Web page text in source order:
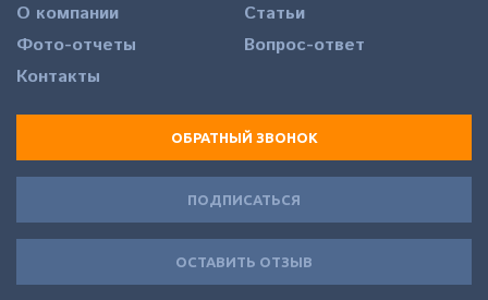
О компании
Статьи
Фото-отчеты
Вопрос-ответ
Контакты
ОБРАТНЫЙ ЗВОНОК
ПОДПИСАТЬСЯ
ОСТАВИТЬ ОТЗЫВ